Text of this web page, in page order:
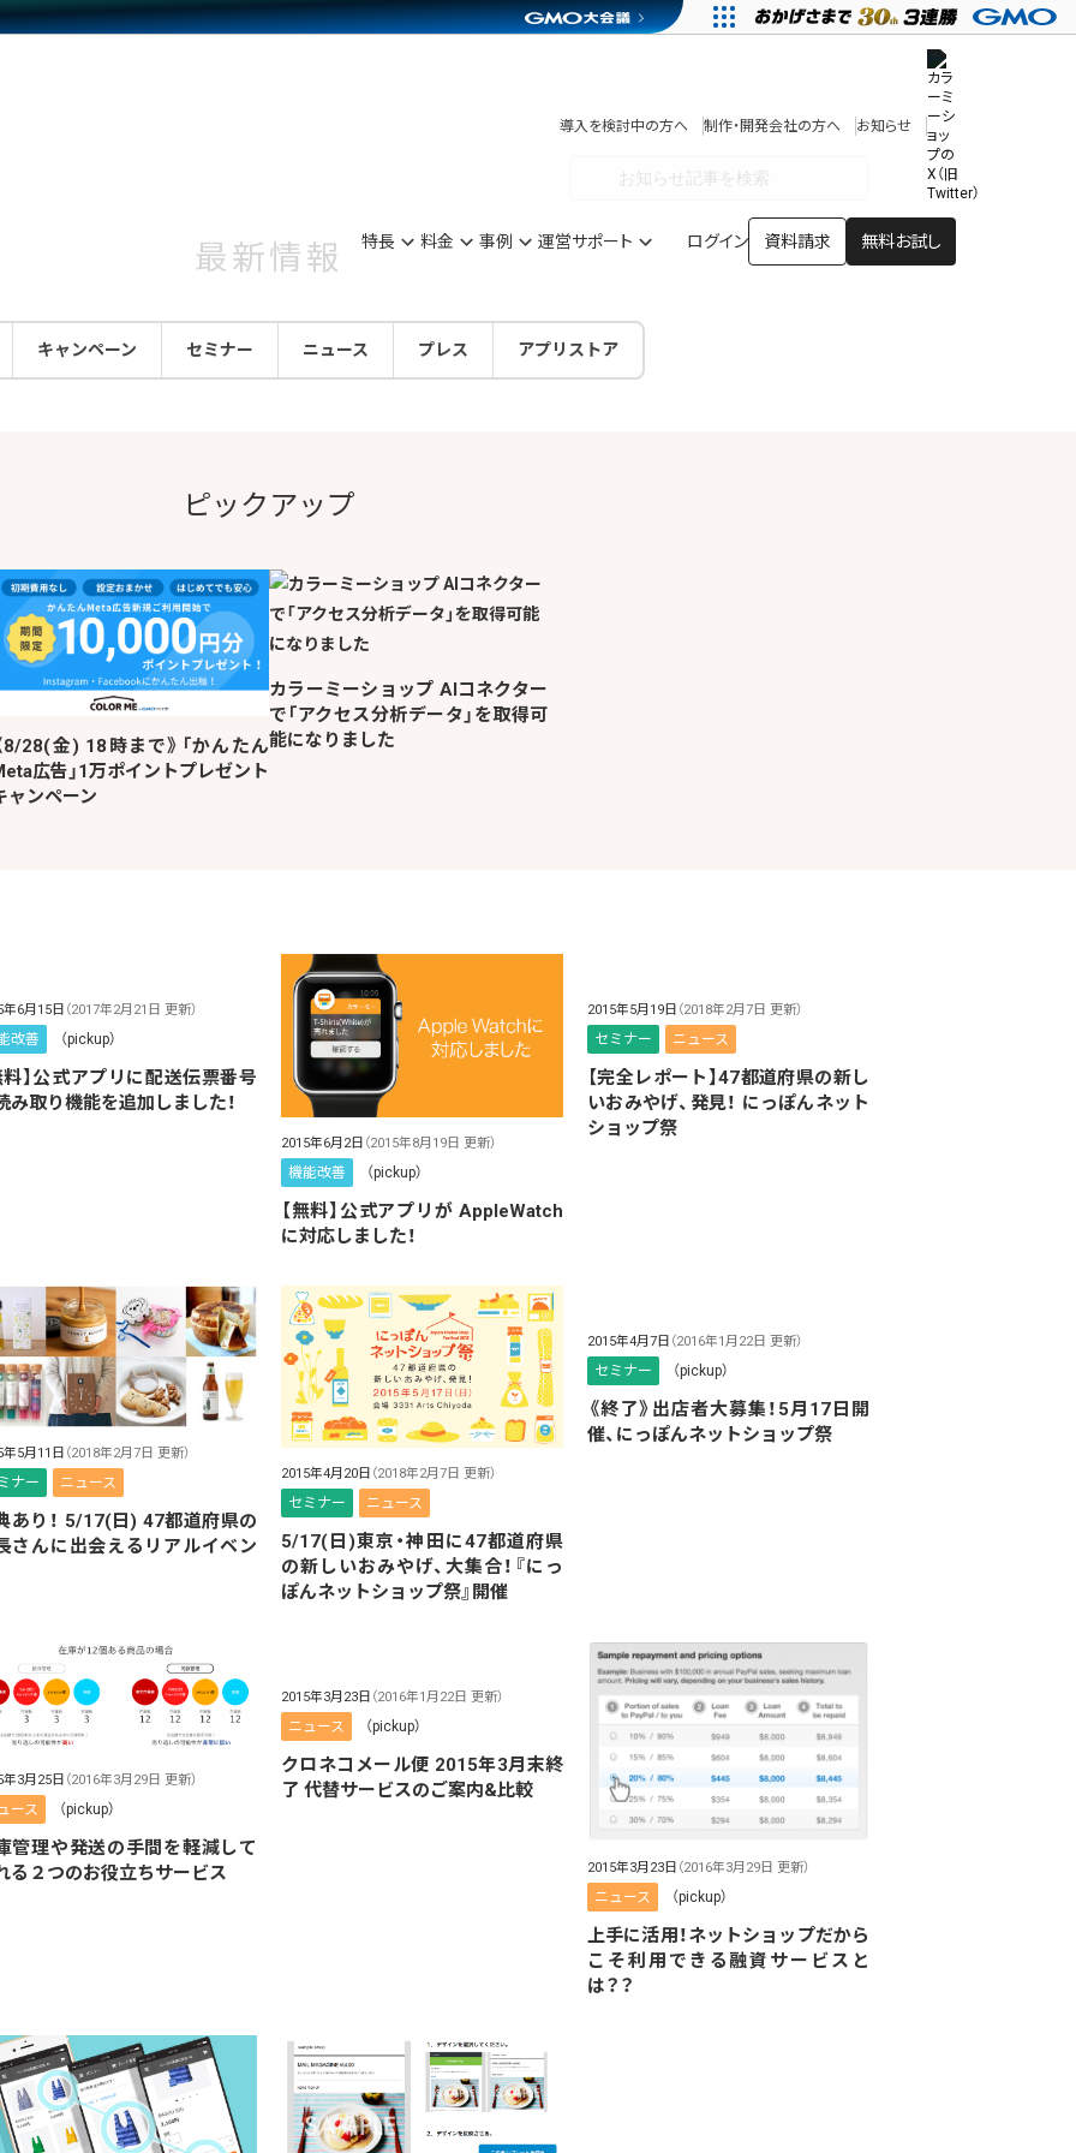
特長 料金 事例 運営サポート ログイン 資料請求 無料お試し
導入を検討中の方へ 制作・開発会社の方へ お知らせ
に見る
ングカート
業種別に見る その他
テンプレート一覧
料金シミュレーション
食品
コミュニティイベントCarty
YouTubeチャンネル
ヘルプを見る
ヘルプセンター
最新情報
キャンペーン セミナー ニュース プレス アプリストア
ピックアップ
8/28(金) 18時まで》「かんたん
広告」1万ポイントプレゼント
ャンペーン
カラーミーショップ AIコネクター
で「アクセス分析データ」を取得可
能になりました
年6月15日 （2017年2月21日 更新）
改善 （pickup）
料】公式アプリに配送伝票番号
み取り機能を追加しました！
2015年6月2日 （2015年8月19日 更新）
機能改善 （pickup）
【無料】公式アプリが AppleWatch
に対応しました！
2015年5月19日 （2018年2月7日 更新）
セミナー ニュース
【完全レポート】47都道府県の新し
いおみやげ、発見！ にっぽんネット
ショップ祭
年5月11日 （2018年2月7日 更新）
ナー ニュース
あり！ 5/17(日) 47都道府県の
さんに出会えるリアルイベン
2015年4月20日 （2018年2月7日 更新）
セミナー ニュース
5/17(日)東京・神田に47都道府県
の新しいおみやげ、大集合！『にっ
ぽんネットショップ祭』開催
2015年4月7日 （2016年1月22日 更新）
セミナー （pickup）
《終了》出店者大募集！5月17日開
催、にっぽんネットショップ祭
年3月25日 （2016年3月29日 更新）
ース （pickup）
管理や発送の手間を軽減して
る２つのお役立ちサービス
2015年3月23日 （2016年1月22日 更新）
ニュース （pickup）
クロネコメール便 2015年3月末終
了 代替サービスのご案内&比較
2015年3月23日 （2016年3月29日 更新）
ニュース （pickup）
上手に活用！ネットショップだから
こそ利用できる融資サービスと
は？？